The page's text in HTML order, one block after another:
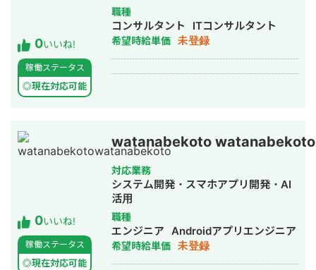
支援を実施中。 【他社コンサルタント
との最大の差別化点】 ・ 「フレームワ
ークを知っている」ではなく、6職種
×218の詳細作業×AI効率化率まで定量
化した「独自データベース」を保有 ・
よる国際標準ベースの分析信頼性 ・
BPR分析xlsxレポートmd提案資料pptx
の三点セットを納品できる即戦力的な
成果物設計力 ●経歴 2005年 関西大
学 文学部 英語英文学科卒業 2005年 -
新卒でソフトバンクに入社し、BtoC向
け営業に従事 2009年 - 医療・介護の人
材紹介最大手に転職、事業部マネジャ
ーを経験 2016年 - 研修会社での営業コ
0いいね!
稼働ステータス
◎現在対応可能
職種
コンサルタント ITコンサルタント
希望時給単価 未登録
0いいね!
稼働ステータス
◎現在対応可能
watanabekoto watanabekoto
対応業務
システム開発・スマホアプリ開発・AI
活用
職種
エンジニア Androidアプリエンジニア
希望時給単価 未登録